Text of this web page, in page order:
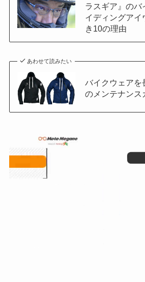
ラスギア』のバ
イディングアイ
き10の理由
あわせて読みたい
バイクウェアを
のメンテナンス